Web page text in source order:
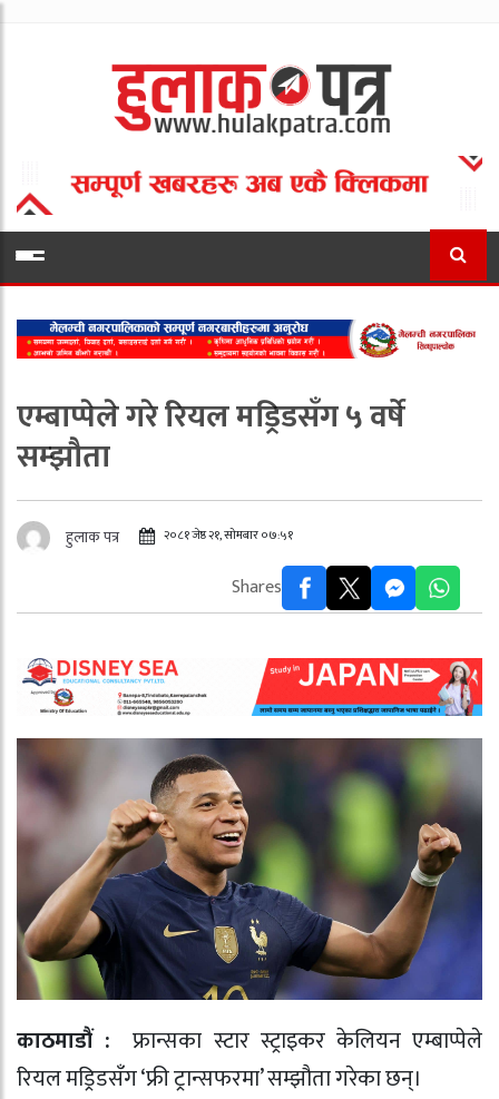
एम्बाप्पेले गरे रियल मड्रिडसँग ५ वर्षे
सम्झौता
हुलाक पत्र २०८१ जेष्ठ २१, सोमबार ०७:५१
Shares
काठमाडौं : फ्रान्सका स्टार स्ट्राइकर केलियन एम्बाप्पेले
रियल मड्रिडसँग ‘फ्री ट्रान्सफरमा’ सम्झौता गरेका छन्।